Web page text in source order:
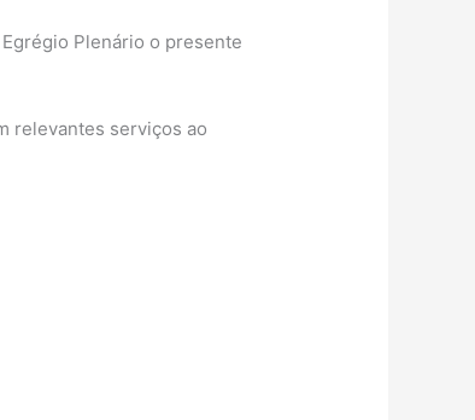
Plenário o presente
relevantes serviços ao